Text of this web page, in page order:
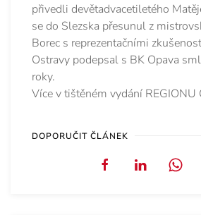
přivedli devětadvacetiletého
se do Slezska přesunul z
Borec s reprezentačními
Ostravy podepsal s BK Opava
roky.
Více v tištěném vydání REGIONU
DOPORUČIT ČLÁNEK